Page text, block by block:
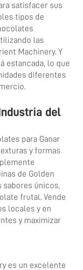
satisfacer sus
tipos de
las
Machinery. Y
estancada, lo que
diferentes
del
para Ganar
y formas
de Golden
sabores únicos,
frutal. Vende
locales y en
y maximizar
es un excelente